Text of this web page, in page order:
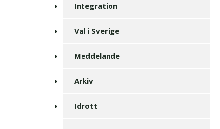
Integration
Val i Sverige
Meddelande
Arkiv
Idrott